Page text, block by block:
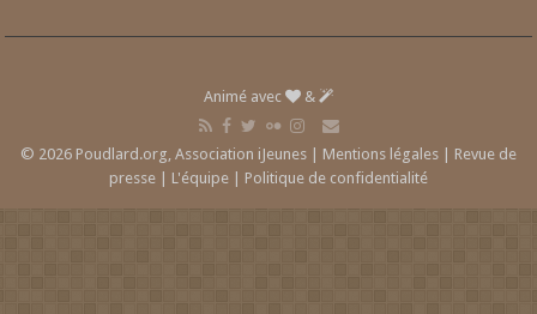
Animé avec &
© 2026 Poudlard.org, Association iJeunes | Mentions légales | Revue de
presse | L'équipe | Politique de confidentialité